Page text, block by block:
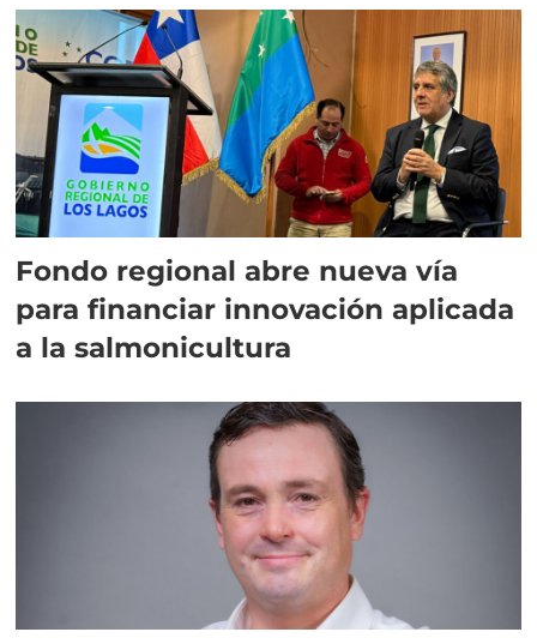
Fondo regional abre nueva vía
para financiar innovación aplicada
a la salmonicultura